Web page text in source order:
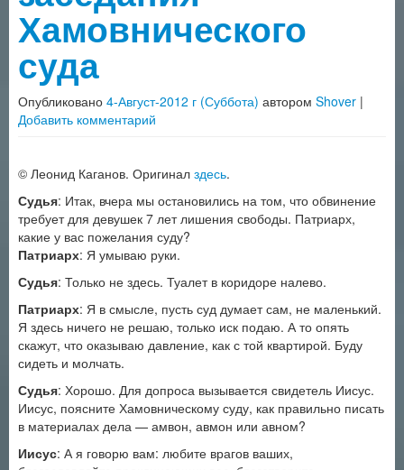
Хамовнического
суда
Опубликовано 4-Август-2012 г (Суббота) автором Shover |
Добавить комментарий
© Леонид Каганов. Оригинал здесь.
Судья: Итак, вчера мы остановились на том, что обвинение
требует для девушек 7 лет лишения свободы. Патриарх,
какие у вас пожелания суду?
Патриарх: Я умываю руки.
Судья: Только не здесь. Туалет в коридоре налево.
Патриарх: Я в смысле, пусть суд думает сам, не маленький.
Я здесь ничего не решаю, только иск подаю. А то опять
скажут, что оказываю давление, как с той квартирой. Буду
сидеть и молчать.
Судья: Хорошо. Для допроса вызывается свидетель Иисус.
Иисус, поясните Хамовническому суду, как правильно писать
в материалах дела — амвон, авмон или авном?
Иисус: А я говорю вам: любите врагов ваших,